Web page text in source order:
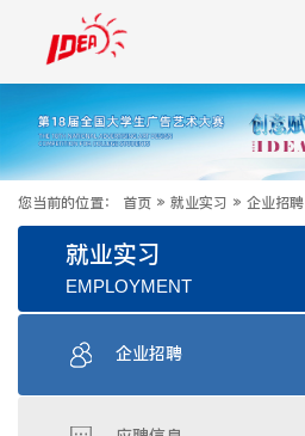
您当前的位置： 首页 » 就业实习 » 企业招聘
就业实习
EMPLOYMENT
企业招聘